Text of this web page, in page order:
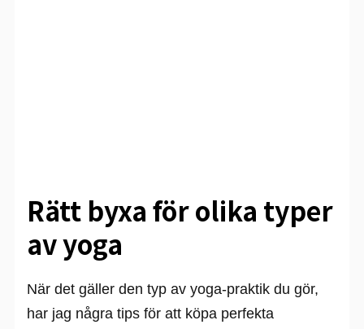
Rätt byxa för olika typer
av yoga
När det gäller den typ av yoga-praktik du gör,
har jag några tips för att köpa perfekta